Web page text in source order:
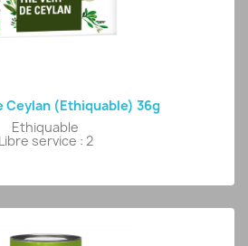
Ceylan (Ethiquable) 36g
Ethiquable
Libre service : 2